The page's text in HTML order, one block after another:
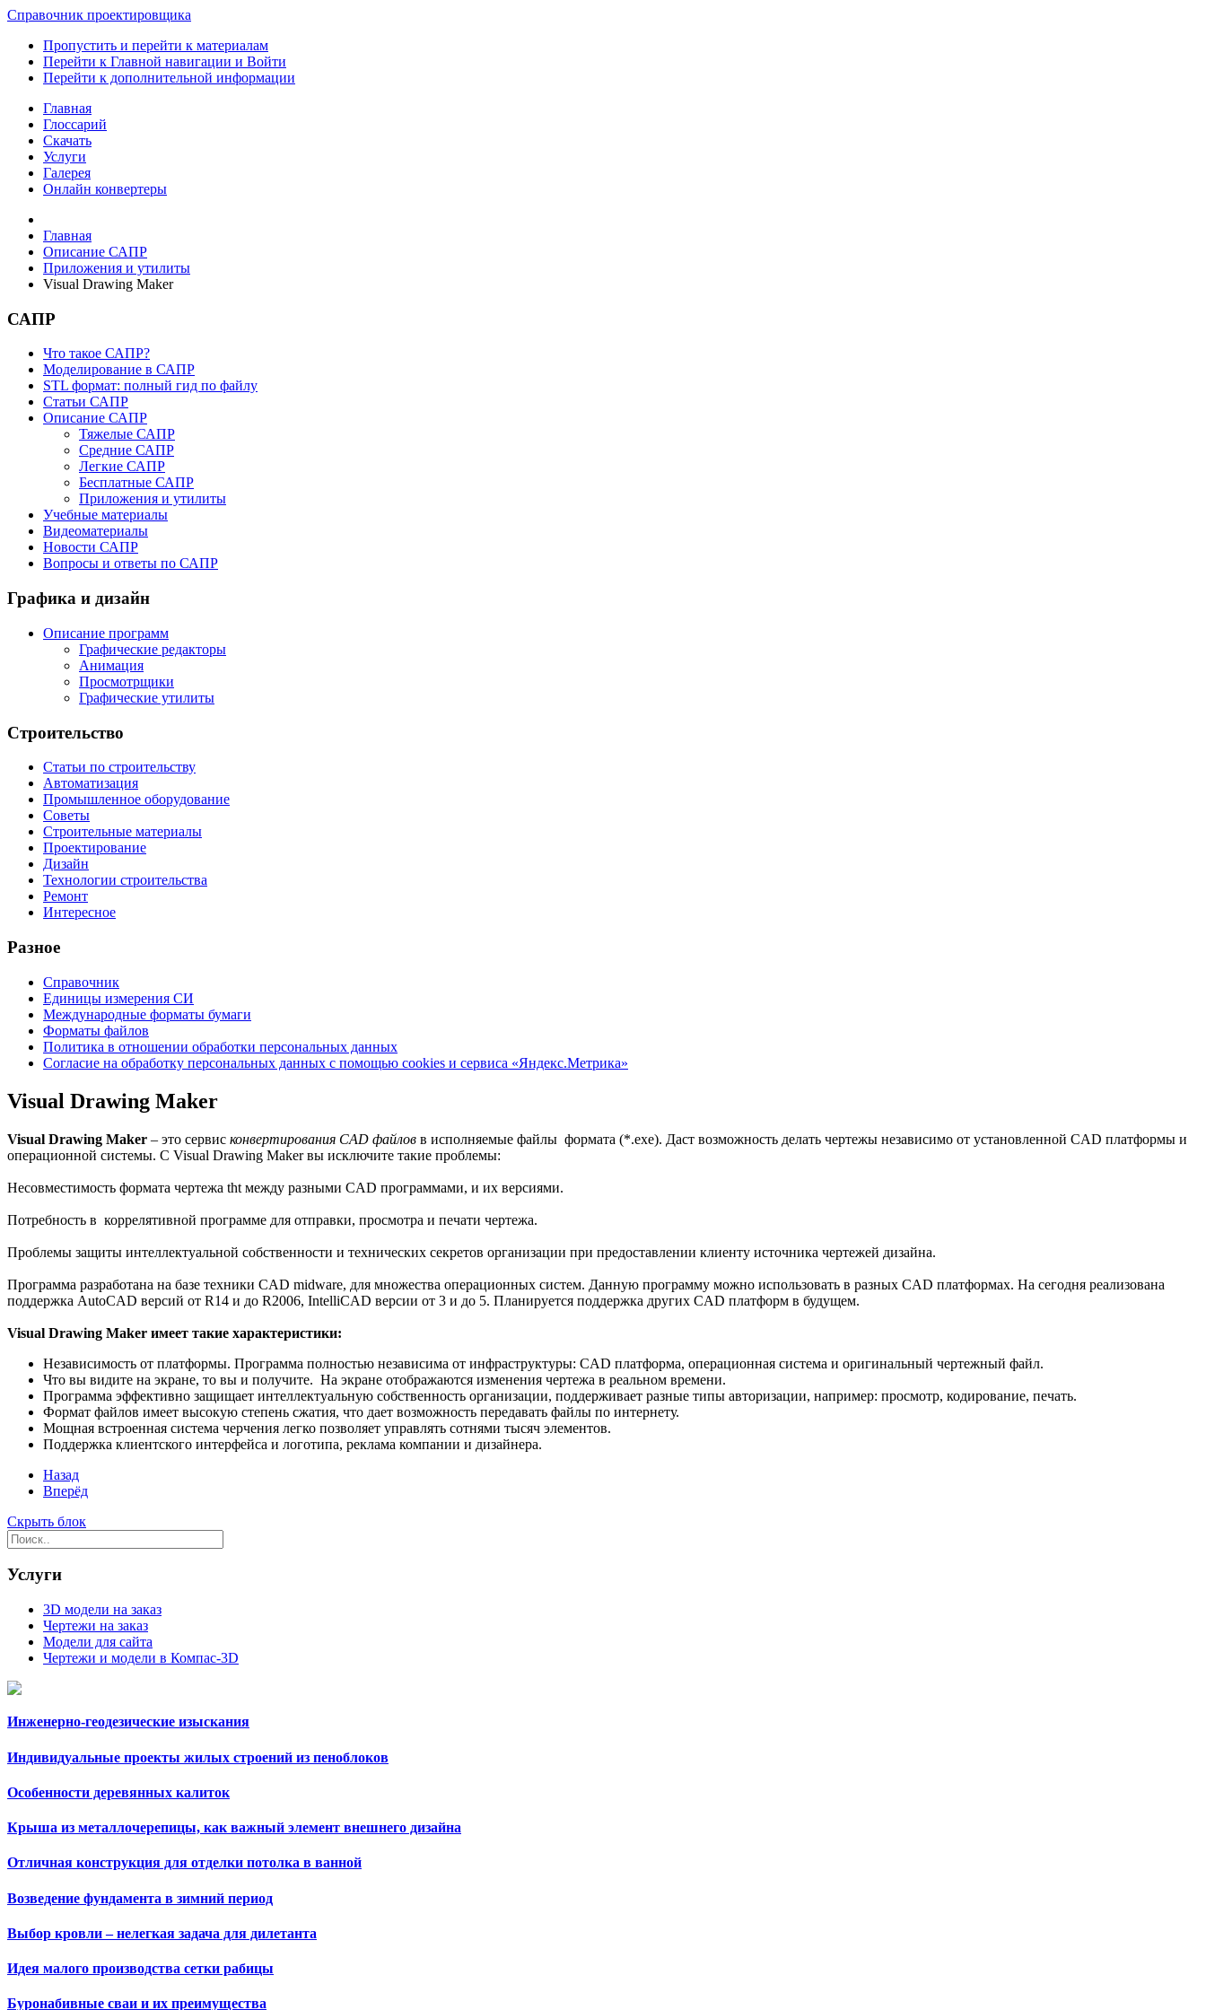
Справочник проектировщика
Пропустить и перейти к материалам
Перейти к Главной навигации и Войти
Перейти к дополнительной информации
Главная
Глоссарий
Скачать
Услуги
Галерея
Онлайн конвертеры
Главная
Описание САПР
Приложения и утилиты
Visual Drawing Maker
САПР
Что такое САПР?
Моделирование в САПР
STL формат: полный гид по файлу
Статьи САПР
Описание САПР
Тяжелые САПР
Средние САПР
Легкие САПР
Бесплатные САПР
Приложения и утилиты
Учебные материалы
Видеоматериалы
Новости САПР
Вопросы и ответы по САПР
Графика и дизайн
Описание программ
Графические редакторы
Анимация
Просмотрщики
Графические утилиты
Строительство
Статьи по строительству
Автоматизация
Промышленное оборудование
Советы
Строительные материалы
Проектирование
Дизайн
Технологии строительства
Ремонт
Интересное
Разное
Справочник
Единицы измерения СИ
Международные форматы бумаги
Форматы файлов
Политика в отношении обработки персональных данных
Согласие на обработку персональных данных с помощью cookies и сервиса «Яндекс.Метрика»
Visual Drawing Maker
Visual Drawing Maker – это сервис конвертирования CAD файлов в исполняемые файлы формата (*.exe). Даст возможность делать чертежы независимо от установленной CAD платформы и
операционной системы. С Visual Drawing Maker вы исключите такие проблемы:
Несовместимость формата чертежа tht между разными CAD программами, и их версиями.
Потребность в коррелятивной программе для отправки, просмотра и печати чертежа.
Проблемы защиты интеллектуальной собственности и технических секретов организации при предоставлении клиенту источника чертежей дизайна.
Программа разработана на базе техники CAD midware, для множества операционных систем. Данную программу можно использовать в разных CAD платформах. На сегодня реализована
поддержка AutoCAD версий от R14 и до R2006, IntelliCAD версии от 3 и до 5. Планируется поддержка других CAD платформ в будущем.
Visual Drawing Maker имеет такие характеристики:
Независимость от платформы. Программа полностью независима от инфраструктуры: CAD платформа, операционная система и оригинальный чертежный файл.
Что вы видите на экране, то вы и получите. На экране отображаются изменения чертежа в реальном времени.
Программа эффективно защищает интеллектуальную собственность организации, поддерживает разные типы авторизации, например: просмотр, кодирование, печать.
Формат файлов имеет высокую степень сжатия, что дает возможность передавать файлы по интернету.
Мощная встроенная система черчения легко позволяет управлять сотнями тысяч элементов.
Поддержка клиентского интерфейса и логотипа, реклама компании и дизайнера.
Назад
Вперёд
Скрыть блок
Услуги
3D модели на заказ
Чертежи на заказ
Модели для сайта
Чертежи и модели в Компас-3D
Инженерно-геодезические изыскания
Индивидуальные проекты жилых строений из пеноблоков
Особенности деревянных калиток
Крыша из металлочерепицы, как важный элемент внешнего дизайна
Отличная конструкция для отделки потолка в ванной
Возведение фундамента в зимний период
Выбор кровли – нелегкая задача для дилетанта
Идея малого производства сетки рабицы
Буронабивные сваи и их преимущества